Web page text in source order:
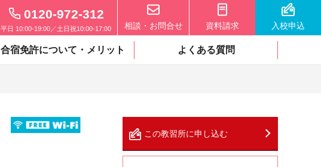
0120-972-312
平日 10:00-19:00／土日祝10:00-17:00 相談・お問合せ 資料請求 入校申込
合宿免許について・メリット よくある質問
この教習所に申し込む